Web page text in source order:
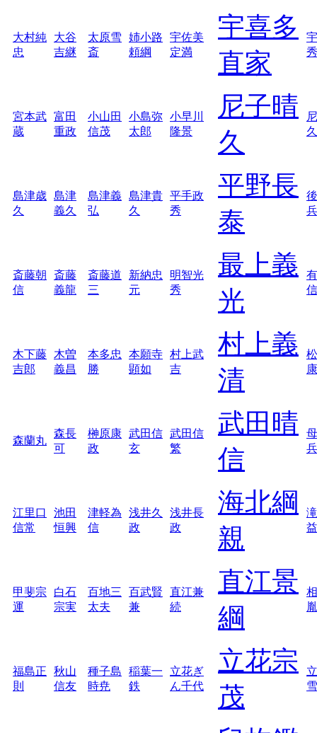
大村純
忠
大谷
吉継
太原雪
斎
姉小路
頼綱
宇佐美
定満
宇喜多
直家
宮本武
蔵
富田
重政
小山田
信茂
小島弥
太郎
小早川
隆景
尼子晴
久
久
島津歳
久
島津
義久
島津義
弘
島津貴
久
平手政
秀
平野長
泰
斎藤朝
信
斎藤
義龍
斎藤道
三
新納忠
元
明智光
秀
最上義
光
信
木下藤
吉郎
木曽
義昌
本多忠
勝
本願寺
顕如
村上武
吉
村上義
清
康
森蘭丸
森長
可
榊原康
政
武田信
玄
武田信
繁
武田晴
信
江里口
信常
池田
恒興
津軽為
信
浅井久
政
浅井長
政
海北綱
親
益
甲斐宗
運
白石
宗実
百地三
太夫
百武賢
兼
直江兼
続
直江景
綱
胤
福島正
則
秋山
信友
種子島
時尭
稲葉一
鉄
立花ぎ
ん千代
立花宗
茂
雪